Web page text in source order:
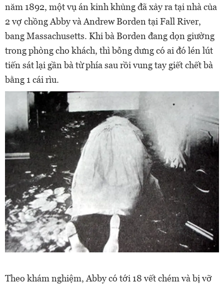
năm 1892, một vụ án kinh khủng đã xảy ra tại nhà của
2 vợ chồng Abby và Andrew Borden tại Fall River,
bang Massachusetts. Khi bà Borden đang dọn giường
trong phòng cho khách, thì bỗng dưng có ai đó lén lút
tiến sát lại gần bà từ phía sau rồi vung tay giết chết bà
bằng 1 cái rìu.
Theo khám nghiệm, Abby có tới 18 vết chém và bị vỡ